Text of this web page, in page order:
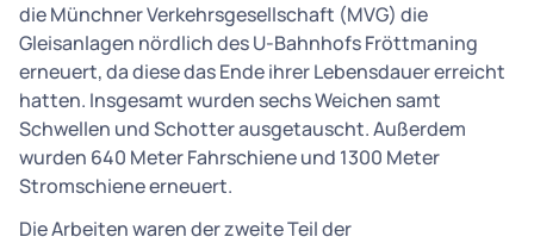
die Münchner Verkehrsgesellschaft (MVG) die
Gleisanlagen nördlich des U-Bahnhofs Fröttmaning
erneuert, da diese das Ende ihrer Lebensdauer erreicht
hatten. Insgesamt wurden sechs Weichen samt
Schwellen und Schotter ausgetauscht. Außerdem
wurden 640 Meter Fahrschiene und 1300 Meter
Stromschiene erneuert.
Die Arbeiten waren der zweite Teil der